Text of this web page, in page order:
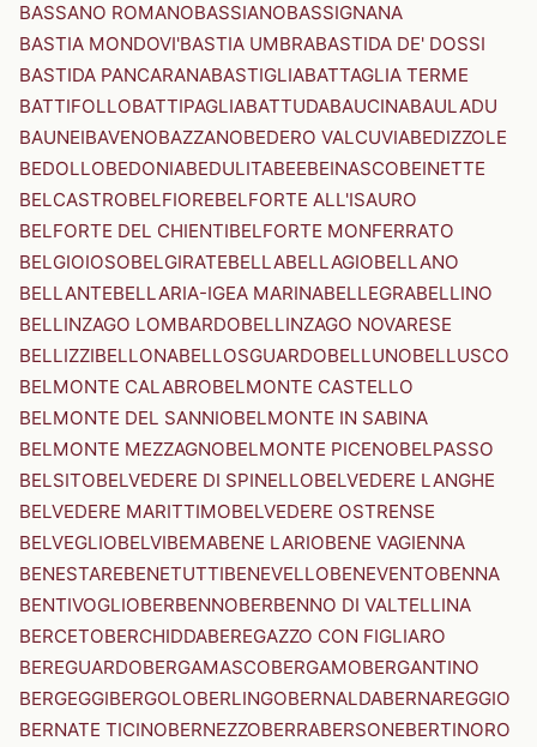
BASSANO ROMANOBASSIANOBASSIGNANA
BASTIA MONDOVI'BASTIA UMBRABASTIDA DE' DOSSI
BASTIDA PANCARANABASTIGLIABATTAGLIA TERME
BATTIFOLLOBATTIPAGLIABATTUDABAUCINABAULADU
BAUNEIBAVENOBAZZANOBEDERO VALCUVIABEDIZZOLE
BEDOLLOBEDONIABEDULITABEEBEINASCOBEINETTE
BELCASTROBELFIOREBELFORTE ALL'ISAURO
BELFORTE DEL CHIENTIBELFORTE MONFERRATO
BELGIOIOSOBELGIRATEBELLABELLAGIOBELLANO
BELLANTEBELLARIA-IGEA MARINABELLEGRABELLINO
BELLINZAGO LOMBARDOBELLINZAGO NOVARESE
BELLIZZIBELLONABELLOSGUARDOBELLUNOBELLUSCO
BELMONTE CALABROBELMONTE CASTELLO
BELMONTE DEL SANNIOBELMONTE IN SABINA
BELMONTE MEZZAGNOBELMONTE PICENOBELPASSO
BELSITOBELVEDERE DI SPINELLOBELVEDERE LANGHE
BELVEDERE MARITTIMOBELVEDERE OSTRENSE
BELVEGLIOBELVIBEMABENE LARIOBENE VAGIENNA
BENESTAREBENETUTTIBENEVELLOBENEVENTOBENNA
BENTIVOGLIOBERBENNOBERBENNO DI VALTELLINA
BERCETOBERCHIDDABEREGAZZO CON FIGLIARO
BEREGUARDOBERGAMASCOBERGAMOBERGANTINO
BERGEGGIBERGOLOBERLINGOBERNALDABERNAREGGIO
BERNATE TICINOBERNEZZOBERRABERSONEBERTINORO